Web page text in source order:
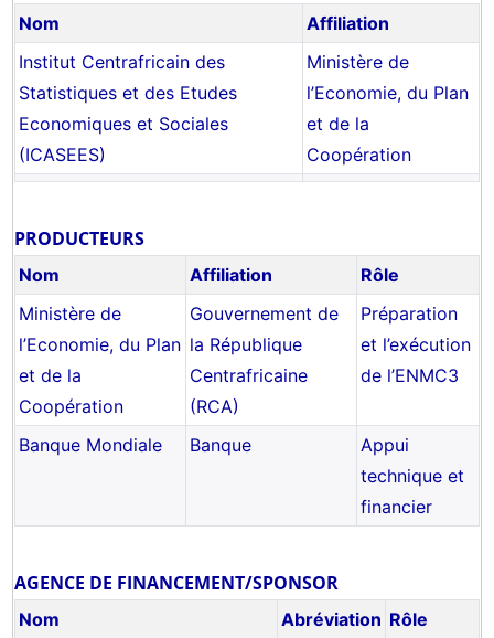
Nom
Affiliation
Institut Centrafricain des
Statistiques et des Etudes
Economiques et Sociales
(ICASEES)
Ministère de
l’Economie, du Plan
et de la
Coopération
PRODUCTEURS
Nom Affiliation
Rôle
Ministère de
l’Economie, du Plan
et de la
Coopération
Gouvernement de
la République
Centrafricaine
(RCA)
Préparation
et l’exécution
de l’ENMC3
Banque Mondiale Banque
Appui
technique et
financier
AGENCE DE FINANCEMENT/SPONSOR
Nom Abréviation Rôle